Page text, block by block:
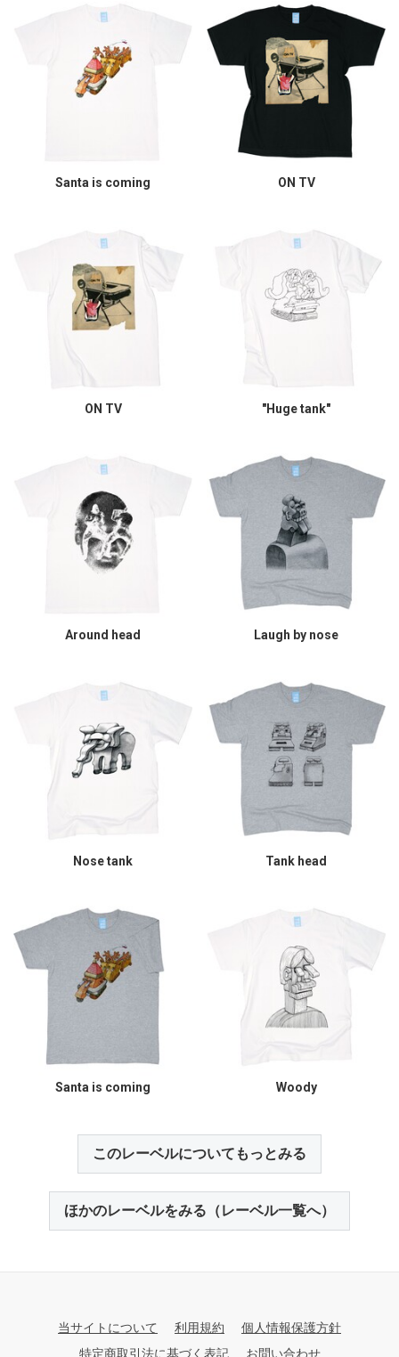
Santa is coming ON TV
ON TV "Huge tank"
Around head Laugh by nose
Nose tank Tank head
Santa is coming Woody
このレーベルについてもっとみる
ほかのレーベルをみる（レーベル一覧へ）
当サイトについて 利用規約
個人情報保護方針
特定商取引法に基づく表記
お問い合わせ